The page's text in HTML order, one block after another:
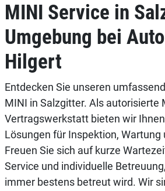
MINI Service in
Umgebung bei
Hilgert
Entdecken Sie unseren
MINI in Salzgitter. Als autorisierte
Vertragswerkstatt bieten wir
Lösungen für Inspektion, Wartung
Freuen Sie sich auf kurze
Service und individuelle
immer bestens betreut wird. Wir